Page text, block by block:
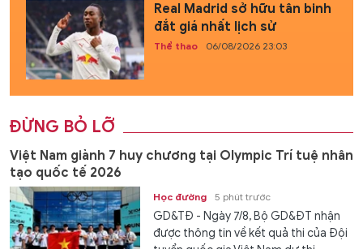
Real Madrid sở hữu tân binh
đắt giá nhất lịch sử
Thể thao 06/08/2026 23:03
ĐỪNG BỎ LỠ
Việt Nam giành 7 huy chương tại Olympic Trí tuệ nhân
tạo quốc tế 2026
Học đường 5 phút trước
GD&TĐ - Ngày 7/8, Bộ GD&ĐT nhận
được thông tin về kết quả thi của Đội